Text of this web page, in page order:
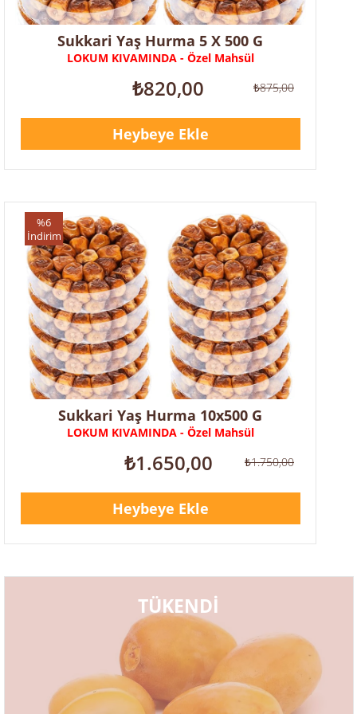
Taze hurma, sağlıklı ve lezzetli bir atıştırmalık olarak tercih edilmektedir. Peki,
taze hurma nerede satılır? Taze hurma genellikle gros marketlerde, organik
pazarlarda ve süpermarketlerde bulunabilir. Ayrıca hurma.com gibi online
alışveriş sitelerinde de taze hurma satın alabilirsiniz.
ulaştırır. Taze hurma muhafazası ve doğru paketlemesi zor ve maliyetli bir
üründür. Bu nedenle ürünün size sağlıklı bir şekilde ulaşması için doğru satıcıyı
Eğer yoğun bir tempoda çalışan biriyseniz ve vakit bulamıyorsanız, online
ürünlere kolaylıkla ulaşabilirsiniz.
Taze hurma almak istediğinizde, kaliteli ürünleri satın alabileceğiniz doğru
adresi bulmak önemlidir. Taze hurma almak için doğru yerdesiniz çünkü sizlere
kaliteli ürünleri yüksek müşteri memnuniyeti ile sunmak için buradayız. Kaliteli
mahsül, doğru muhafaza, soğuk zincir paketleme ve hızlı kargolama ile taze
hurmada doğru adres hurma.com!
Taze hurma nerede satılırsorusunun cevabı artık çok net. Siz de kaliteli ürün ve
hizmet anlayışıyla bu özel ürüne ulaşmak istiyorsanız doğru yerdesiniz.
Sukkari Yaş Hurma 5 X 500 G
LOKUM KIVAMINDA - Özel Mahsül
₺820,00 ₺875,00
Heybeye Ekle
Sukkari Yaş Hurma 10x500 G
LOKUM KIVAMINDA - Özel Mahsül
₺1.650,00 ₺1.750,00
Heybeye Ekle
%6
İndirim
TÜKENDİ